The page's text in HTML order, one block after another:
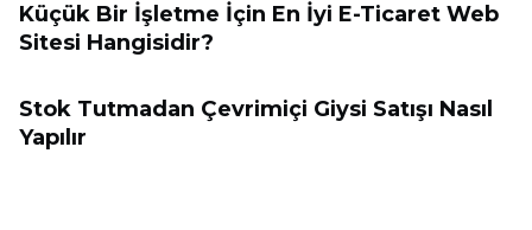
Küçük Bir İşletme İçin En İyi E-Ticaret Web
Sitesi Hangisidir?
Stok Tutmadan Çevrimiçi Giysi Satışı Nasıl
Yapılır